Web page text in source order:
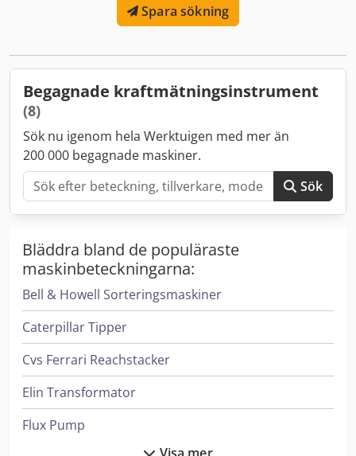
Spara sökning
Begagnade kraftmätningsinstrument
(8)
Sök nu igenom hela Werktuigen med mer än
200 000 begagnade maskiner.
Sök
Bläddra bland de populäraste
maskinbeteckningarna:
Bell & Howell Sorteringsmaskiner
Caterpillar Tipper
Cvs Ferrari Reachstacker
Elin Transformator
Flux Pump